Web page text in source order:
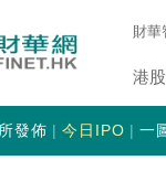
財華
港
發佈 今日IPO 一